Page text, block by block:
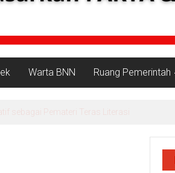
Warta BNN Ruang Pemerintah
sebagai Pemateri Teras Literasi